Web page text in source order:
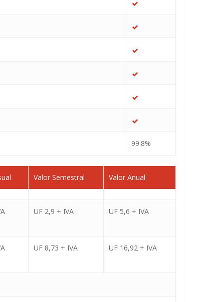
99.8%
Valor Semestral Valor Anual
UF 2,9 + IVA UF 5,6 + IVA
UF 8,73 + IVA UF 16,92 + IVA